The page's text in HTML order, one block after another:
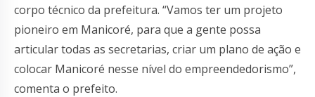
corpo técnico da prefeitura. “Vamos ter um projeto
pioneiro em Manicoré, para que a gente possa
articular todas as secretarias, criar um plano de ação e
colocar Manicoré nesse nível do empreendedorismo”,
comenta o prefeito.